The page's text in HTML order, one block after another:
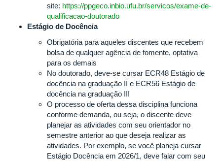
site: https://ppgeco.inbio.ufu.br/servicos/exame-de-
qualificacao-doutorado
Estágio de Docência
Obrigatória para aqueles discentes que recebem
bolsa de qualquer agência de fomente, optativa
para os demais
No doutorado, deve-se cursar ECR48 Estágio de
docência na graduação II e ECR56 Estágio de
docência na graduação III
O processo de oferta dessa disciplina funciona
conforme demanda, ou seja, o discente deve
planejar as atividades com seu orientador no
semestre anterior ao que deseja realizar as
atividades. Por exemplo, se você planeja cursar
Estágio Docência em 2026/1, deve falar com seu